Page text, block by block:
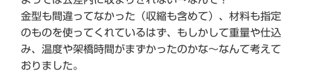
金型も間違ってなかった（収縮も含めて）、材料も指定
のものを使ってくれているはず、もしかして重量や仕込
み、温度や架橋時間がまずかったのかな～なんて考えて
おりました。